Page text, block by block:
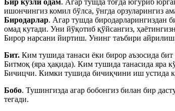
ишончингиз комил бўлса, ўнгда орзуларингиз
Биродарлар. Агар тушда биродарларингиздан
омад кутади. Уни йўқотиб қўйсангиз,
Бирор нарсани йиртиш. Унинг таъбири
Бит. Ким тушида танаси ёки бирор аъзосида
Битмоқ (яра ҳақида). Ким тушида танасида яра
Бичицчи. Кимки тушида бичиқчини иш устида
Бобо. Тушингизда агар бобонгиз билан бир
тегади.